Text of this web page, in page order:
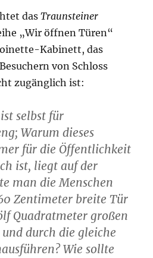
dasTraunsteiner
„Wir öffnen Türen“
Kabinett, das
von Schloss
zugänglich ist:
selbst für
Warum dieses
für die Öffentlichkeit
ist, liegt auf der
man die Menschen
Zentimeter breite Tür
Quadratmeter großen
durch die gleiche
Wie sollte